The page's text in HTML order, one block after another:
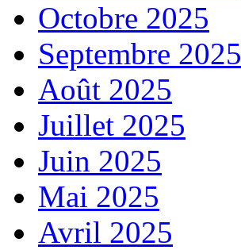
Octobre 2025
Septembre 2025
Août 2025
Juillet 2025
Juin 2025
Mai 2025
Avril 2025